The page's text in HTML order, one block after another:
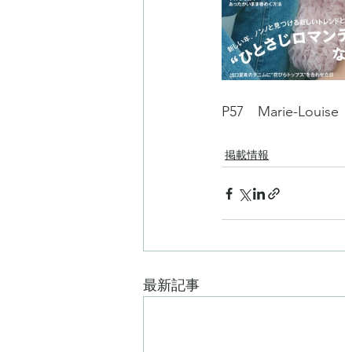
P57　Marie-Louise
掲載情報
最新記事